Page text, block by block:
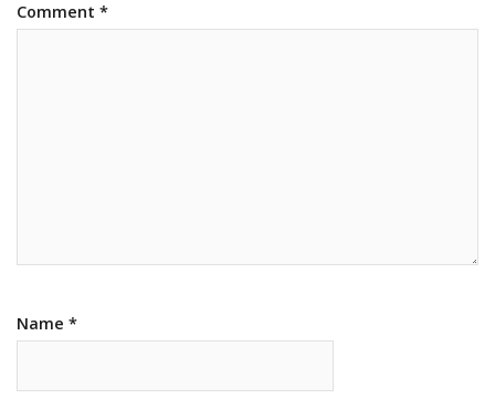
Comment *
Name *